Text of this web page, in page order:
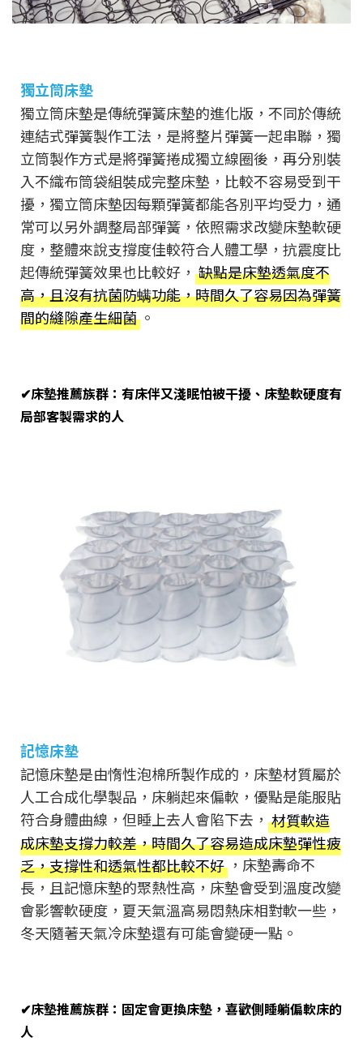
獨立筒床墊
獨立筒床墊是傳統彈簧床墊的進化版，不同於傳統
連結式彈簧製作工法，是將整片彈簧一起串聯，獨
立筒製作方式是將彈簧捲成獨立線圈後，再分別裝
入不織布筒袋組裝成完整床墊，比較不容易受到干
擾，獨立筒床墊因每顆彈簧都能各別平均受力，通
常可以另外調整局部彈簧，依照需求改變床墊軟硬
度，整體來說支撐度佳較符合人體工學，抗震度比
起傳統彈簧效果也比較好， 缺點是床墊透氣度不
高，且沒有抗菌防螨功能，時間久了容易因為彈簧
間的縫隙產生細菌。
✔床墊推薦族群：有床伴又淺眠怕被干擾、床墊軟硬度有
局部客製需求的人
記憶床墊
記憶床墊是由惰性泡棉所製作成的，床墊材質屬於
人工合成化學製品，床躺起來偏軟，優點是能服貼
符合身體曲線，但睡上去人會陷下去， 材質軟造
成床墊支撐力較差，時間久了容易造成床墊彈性疲
乏，支撐性和透氣性都比較不好，床墊壽命不
長，且記憶床墊的聚熱性高，床墊會受到溫度改變
會影響軟硬度，夏天氣溫高易悶熱床相對軟一些，
冬天隨著天氣冷床墊還有可能會變硬一點。
✔床墊推薦族群：固定會更換床墊，喜歡側睡躺偏軟床的
人